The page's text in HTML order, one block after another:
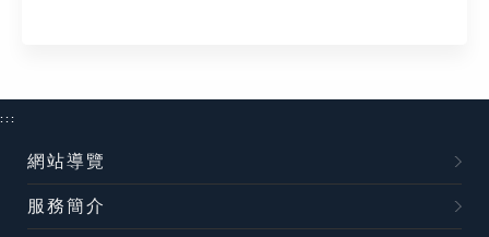
:::
網站導覽
服務簡介